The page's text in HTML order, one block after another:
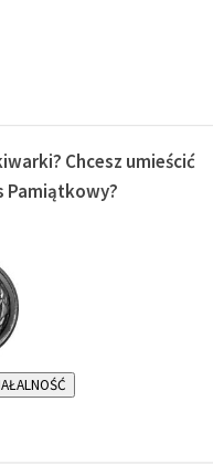
Chcesz umieścić
Pamiątkowy?